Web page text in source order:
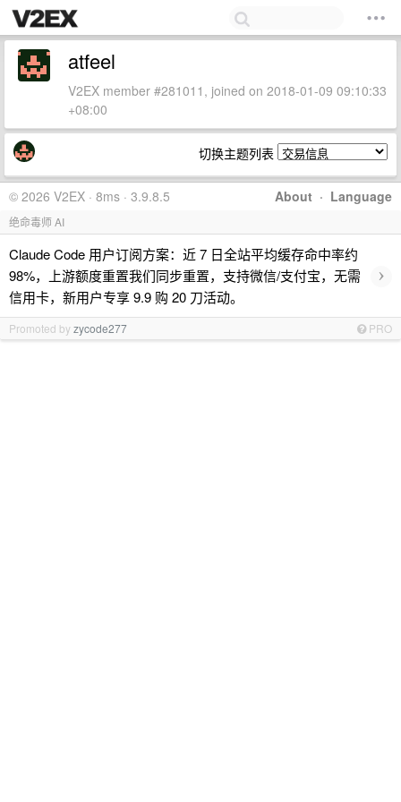
atfeel
V2EX member #281011, joined on 2018-01-09 09:10:33
+08:00
切换主题列表
About · Language
© 2026 V2EX · 8ms · 3.9.8.5
绝命毒师 AI
Claude Code 用户订阅方案：近 7 日全站平均缓存命中率约
98%，上游额度重置我们同步重置，支持微信/支付宝，无需
信用卡，新用户专享 9.9 购 20 刀活动。
›
Promoted byzycode277 PRO